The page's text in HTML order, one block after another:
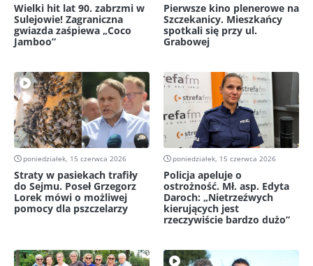
Wielki hit lat 90. zabrzmi w
Sulejowie! Zagraniczna
gwiazda zaśpiewa „Coco
Jamboo”
Pierwsze kino plenerowe na
Szczekanicy. Mieszkańcy
spotkali się przy ul.
Grabowej
poniedziałek, 15 czerwca 2026
Straty w pasiekach trafiły
do Sejmu. Poseł Grzegorz
Lorek mówi o możliwej
pomocy dla pszczelarzy
poniedziałek, 15 czerwca 2026
Policja apeluje o
ostrożność. Mł. asp. Edyta
Daroch: „Nietrzeźwych
kierujących jest
rzeczywiście bardzo dużo”